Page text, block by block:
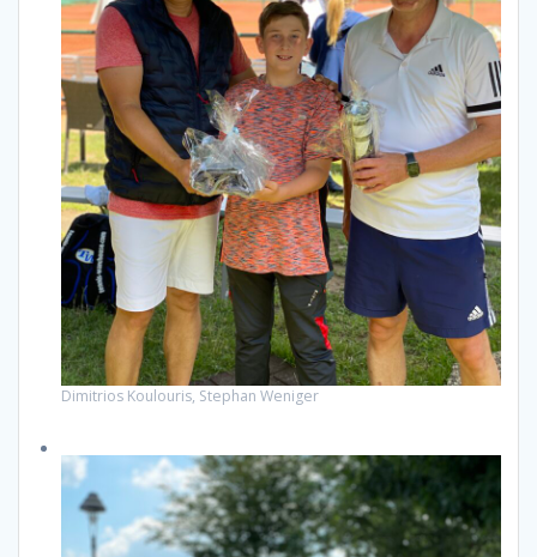
Dimitrios Koulouris, Stephan Weniger